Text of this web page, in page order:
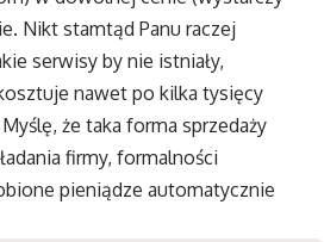
Nikt stamtąd Panu raczej
serwisy by nie istniały,
nawet po kilka tysięcy
że taka forma sprzedaży
firmy, formalności
pieniądze automatycznie